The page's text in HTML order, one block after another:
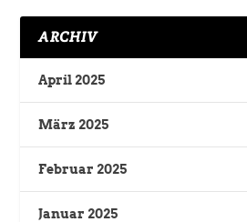
ARCHIV
April 2025
März 2025
Februar 2025
Januar 2025